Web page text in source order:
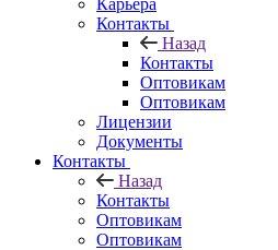
Карьера
Контакты
Назад
Контакты
Оптовикам
Оптовикам
Лицензии
Документы
Контакты
Назад
Контакты
Оптовикам
Оптовикам